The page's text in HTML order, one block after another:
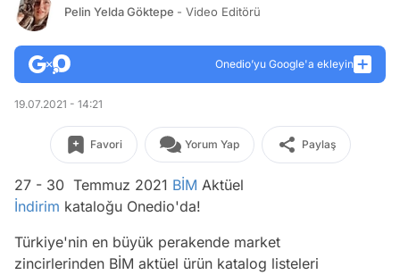
Pelin Yelda Göktepe - Video Editörü
Onedio’yu Google'a ekleyin
19.07.2021 - 14:21
Favori Yorum Yap Paylaş
27 - 30 Temmuz 2021 BİM Aktüel
İndirim kataloğu Onedio'da!
Türkiye'nin en büyük perakende market
zincirlerinden BİM aktüel ürün katalog listeleri